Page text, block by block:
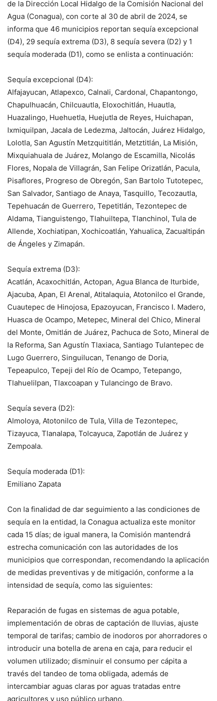
de la Dirección Local Hidalgo de la Comisión Nacional del
Agua (Conagua), con corte al 30 de abril de 2024, se
informa que 46 municipios reportan sequía excepcional
(D4), 29 sequía extrema (D3), 8 sequía severa (D2) y 1
sequía moderada (D1), como se enlista a continuación:
Sequía excepcional (D4):
Alfajayucan, Atlapexco, Calnali, Cardonal, Chapantongo,
Chapulhuacán, Chilcuautla, Eloxochitlán, Huautla,
Huazalingo, Huehuetla, Huejutla de Reyes, Huichapan,
Ixmiquilpan, Jacala de Ledezma, Jaltocán, Juárez Hidalgo,
Lolotla, San Agustín Metzquititlán, Metztitlán, La Misión,
Mixquiahuala de Juárez, Molango de Escamilla, Nicolás
Flores, Nopala de Villagrán, San Felipe Orizatlán, Pacula,
Pisaflores, Progreso de Obregón, San Bartolo Tutotepec,
San Salvador, Santiago de Anaya, Tasquillo, Tecozautla,
Tepehuacán de Guerrero, Tepetitlán, Tezontepec de
Aldama, Tianguistengo, Tlahuiltepa, Tlanchinol, Tula de
Allende, Xochiatipan, Xochicoatlán, Yahualica, Zacualtipán
de Ángeles y Zimapán.
Sequía extrema (D3):
Acatlán, Acaxochitlán, Actopan, Agua Blanca de Iturbide,
Ajacuba, Apan, El Arenal, Atitalaquia, Atotonilco el Grande,
Cuautepec de Hinojosa, Epazoyucan, Francisco I. Madero,
Huasca de Ocampo, Metepec, Mineral del Chico, Mineral
del Monte, Omitlán de Juárez, Pachuca de Soto, Mineral de
la Reforma, San Agustín Tlaxiaca, Santiago Tulantepec de
Lugo Guerrero, Singuilucan, Tenango de Doria,
Tepeapulco, Tepeji del Río de Ocampo, Tetepango,
Tlahuelilpan, Tlaxcoapan y Tulancingo de Bravo.
Sequía severa (D2):
Almoloya, Atotonilco de Tula, Villa de Tezontepec,
Tizayuca, Tlanalapa, Tolcayuca, Zapotlán de Juárez y
Zempoala.
Sequía moderada (D1):
Emiliano Zapata
Con la finalidad de dar seguimiento a las condiciones de
sequía en la entidad, la Conagua actualiza este monitor
cada 15 días; de igual manera, la Comisión mantendrá
estrecha comunicación con las autoridades de los
municipios que correspondan, recomendando la aplicación
de medidas preventivas y de mitigación, conforme a la
intensidad de sequía, como las siguientes:
Reparación de fugas en sistemas de agua potable,
implementación de obras de captación de lluvias, ajuste
temporal de tarifas; cambio de inodoros por ahorradores o
introducir una botella de arena en caja, para reducir el
volumen utilizado; disminuir el consumo per cápita a
través del tandeo de toma obligada, además de
intercambiar aguas claras por aguas tratadas entre
agricultores y uso público urbano.